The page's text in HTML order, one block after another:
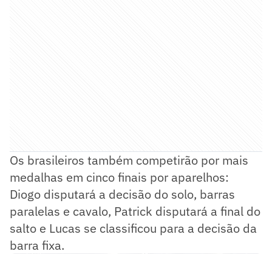
Os brasileiros também competirão por mais
medalhas em cinco finais por aparelhos:
Diogo disputará a decisão do solo, barras
paralelas e cavalo, Patrick disputará a final do
salto e Lucas se classificou para a decisão da
barra fixa.